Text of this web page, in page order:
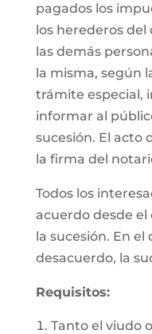
pagados los
los herederos del
las demás
la misma, según
trámite especial,
informar al
sucesión. El acto
la firma del
Todos los
acuerdo desde el
la sucesión. En el
desacuerdo, la
Requisitos:
Tanto el viudo